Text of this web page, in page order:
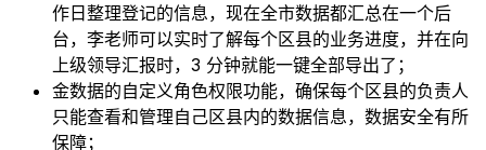
作日整理登记的信息，现在全市数据都汇总在一个后
台，李老师可以实时了解每个区县的业务进度，并在向
上级领导汇报时，3 分钟就能一键全部导出了；
金数据的自定义角色权限功能，确保每个区县的负责人
只能查看和管理自己区县内的数据信息，数据安全有所
保障；